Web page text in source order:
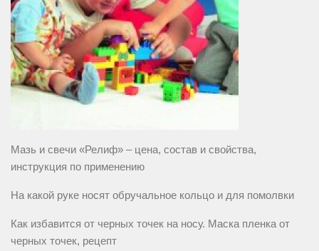
Мазь и свечи «Релиф» – цена, состав и свойства,
инструкция по применению
На какой руке носят обручальное кольцо и для помолвки
Как избавится от черных точек на носу. Маска пленка от
черных точек, рецепт